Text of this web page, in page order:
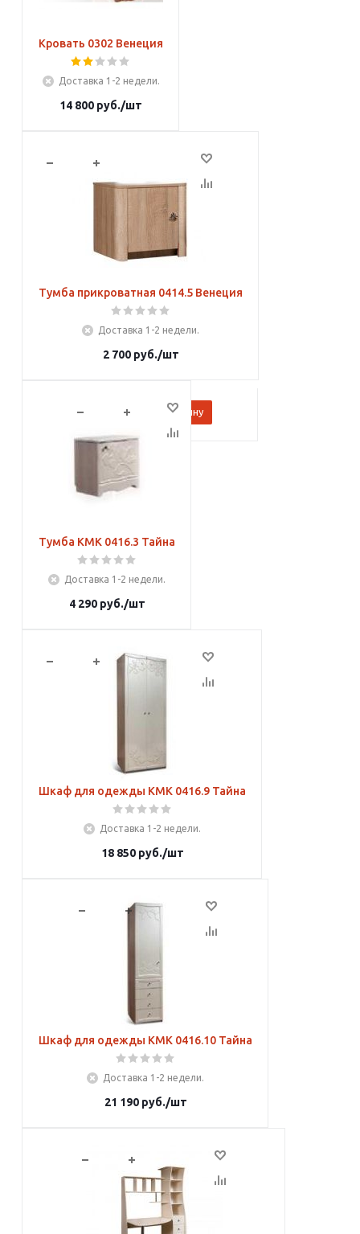
Кровать 0302 Венеция
Доставка 1-2 недели.
14 800 руб./шт
Тумба прикроватная 0414.5 Венеция
Доставка 1-2 недели.
2 700руб./шт
В корзину
Тумба КМК 0416.3 Тайна
Доставка 1-2 недели.
4 290руб./шт
В корзину
Шкаф для одежды КМК 0416.9 Тайна
Доставка 1-2 недели.
18 850руб./шт
В корзину
Шкаф для одежды КМК 0416.10 Тайна
Доставка 1-2 недели.
21 190руб./шт